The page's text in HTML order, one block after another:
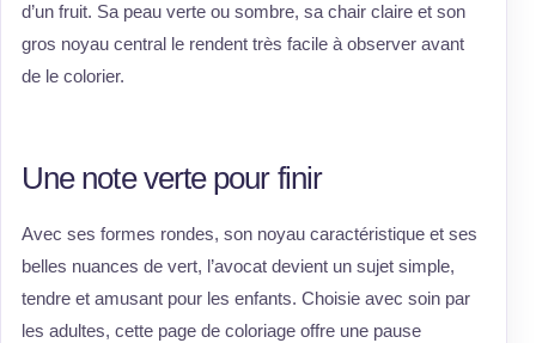
d’un fruit. Sa peau verte ou sombre, sa chair claire et son
gros noyau central le rendent très facile à observer avant
de le colorier.
Une note verte pour finir
Avec ses formes rondes, son noyau caractéristique et ses
belles nuances de vert, l’avocat devient un sujet simple,
tendre et amusant pour les enfants. Choisie avec soin par
les adultes, cette page de coloriage offre une pause